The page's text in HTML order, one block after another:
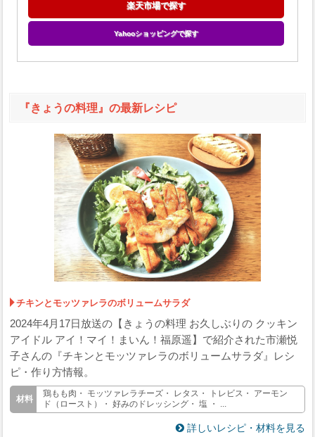
楽天市場で探す
Yahooショッピングで探す
『きょうの料理』の最新レシピ
チキンとモッツァレラのボリュームサラダ
2024年4月17日放送の【きょうの料理 お久しぶりの クッキン
アイドル アイ！マイ！まいん！福原遥】で紹介された市瀬悦
子さんの『チキンとモッツァレラのボリュームサラダ』レシ
ピ・作り方情報。
鶏もも肉・ モッツァレラチーズ・ レタス・ トレビス・ アーモン
ド（ロースト）・ 好みのドレッシング・ 塩 ・ ...
詳しいレシピ・材料を見る